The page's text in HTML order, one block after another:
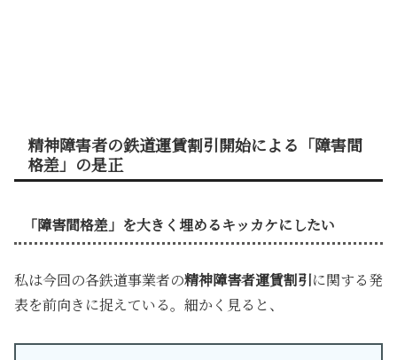
精神障害者の鉄道運賃割引開始による「障害間
格差」の是正
「障害間格差」を大きく埋めるキッカケにしたい
私は今回の各鉄道事業者の精神障害者運賃割引に関する発
表を前向きに捉えている。細かく見ると、